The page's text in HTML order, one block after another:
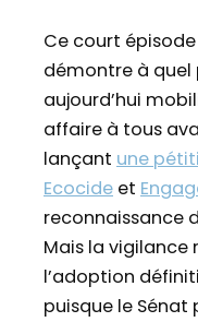
Ce court
démontre à quel
aujourd’hui
affaire à tous
lançant une
Ecocide et
reconnaissance
Mais la vigilance
l’adoption
puisque le